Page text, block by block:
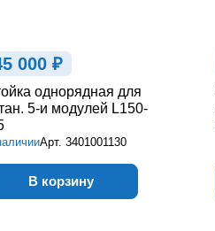
000 ₽
однорядная для
5-и модулей L150-
Арт. 3401001130
В корзину